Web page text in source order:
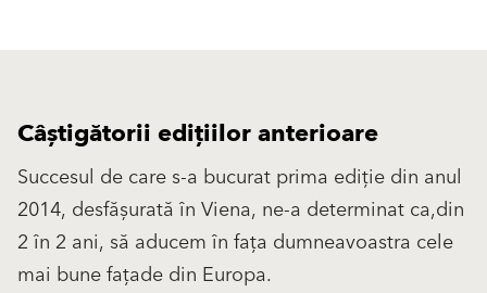
Câștigătorii edițiilor anterioare
Succesul de care s-a bucurat prima ediție din anul
2014, desfășurată în Viena, ne-a determinat ca,din
2 în 2 ani, să aducem în fața dumneavoastra cele
mai bune fațade din Europa.